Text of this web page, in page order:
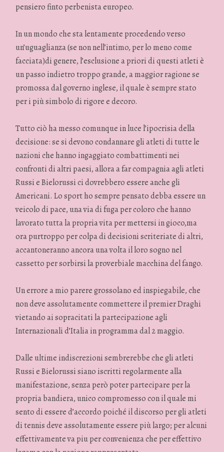
pensiero finto perbenista europeo.
In un mondo che sta lentamente procedendo verso
un’uguaglianza (se non nell’intimo, per lo meno come
facciata)di genere, l’esclusione a priori di questi atleti è
un passo indietro troppo grande, a maggior ragione se
promossa dal governo inglese, il quale è sempre stato
per i più simbolo di rigore e decoro.
Tutto ciò ha messo comunque in luce l’ipocrisia della
decisione: se si devono condannare gli atleti di tutte le
nazioni che hanno ingaggiato combattimenti nei
confronti di altri paesi, allora a far compagnia agli atleti
Russi e Bielorussi ci dovrebbero essere anche gli
Americani. Lo sport ho sempre pensato debba essere un
veicolo di pace, una via di fuga per coloro che hanno
lavorato tutta la propria vita per mettersi in gioco,ma
ora purtroppo per colpa di decisioni scriteriate di altri,
accantoneranno ancora una volta il loro sogno nel
cassetto per sorbirsi la proverbiale macchina del fango.
Un errore a mio parere grossolano ed inspiegabile, che
non deve assolutamente commettere il premier Draghi
vietando ai sopracitati la partecipazione agli
Internazionali d’Italia in programma dal 2 maggio.
Dalle ultime indiscrezioni sembrerebbe che gli atleti
Russi e Bielorussi siano iscritti regolarmente alla
manifestazione, senza però poter partecipare per la
propria bandiera, unico compromesso con il quale mi
sento di essere d’accordo poiché il discorso per gli atleti
di tennis deve assolutamente essere più largo; per alcuni
effettivamente va piu per convenienza che per effettivo